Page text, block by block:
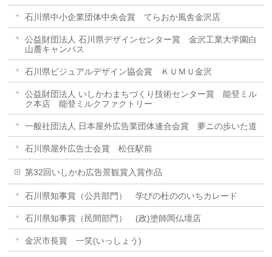
石川県中小企業団体中央会賞 てらおか風舎金沢店
公益財団法人 石川県デザインセンター賞 金沢工業大学園白
山麓キャンパス
石川県ビジュアルデザイン協会賞 ＫＵＭＵ金沢
公益財団法人 いしかわまちづくり技術センター賞 能登ミル
ク本店 能登ミルクファクトリー
一般社団法人 日本屋外広告業団体連合会賞 夢ニの歩いた道
石川県屋外広告士会賞 松任駅前
第32回いしかわ広告景観賞入賞作品
石川県知事賞（公共部門） 学びの杜ののいちカレード
石川県知事賞（民間部門） (政)塗師岡仏壇店
金沢市長賞 一笑(いっしょう)